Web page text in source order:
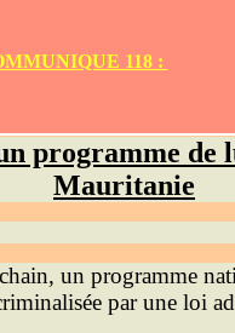
118 :
programme de
Mauritanie
un programme
par une loi